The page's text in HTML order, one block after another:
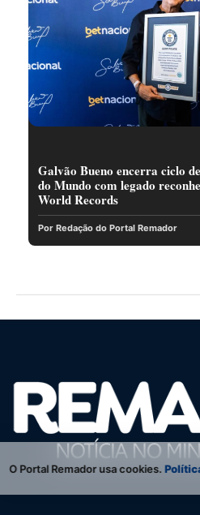
Galvão Bueno encerra ciclo
do Mundo com legado
World Records
Por Redação do Portal Remador
O Portal Remador usa cookies.